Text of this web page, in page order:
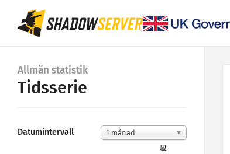
Allmän statistik
Tidsserie
Datumintervall 1 månad
📆